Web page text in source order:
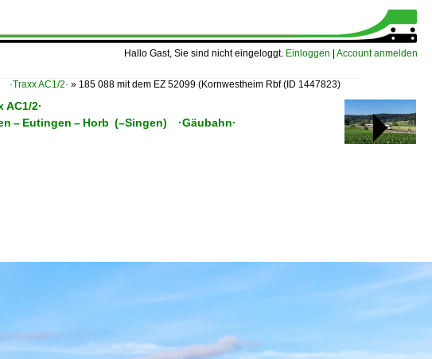
Hallo Gast, Sie sind nicht eingeloggt. Einloggen Account anmelden
AC1/2· » 185 088 mit dem EZ 52099 (Kornwestheim Rbf(ID 1447823)
2·
– Eutingen – Horb (–Singen) ·Gäubahn·